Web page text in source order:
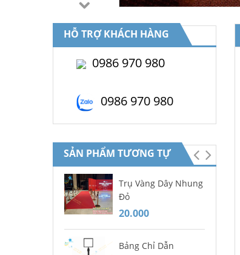
HỖ TRỢ KHÁCH HÀNG
0986 970 980
0986 970 980
SẢN PHẨM TƯƠNG TỰ
Trụ Vàng Dây Nhung
Đỏ
20.000
Bảng Chỉ Dẫn